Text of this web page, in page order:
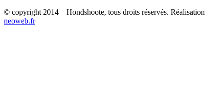
© copyright 2014 – Hondshoote, tous droits réservés. Réalisation
neoweb.fr